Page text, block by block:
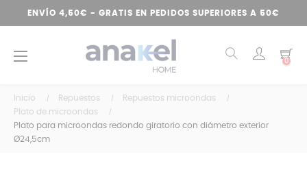
ENVÍO 4,50€ - GRATIS EN PEDIDOS SUPERIORES A 50€
Navegación
☰ 0
Inicio Repuestos
Repuestos microondas
Plato de microondas
Plato para microondas redondo giratorio con diámetro exterior
Ø24,5cm